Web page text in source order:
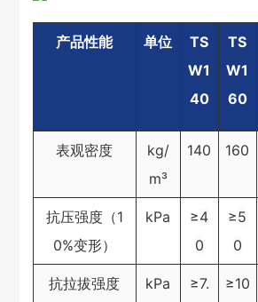
产品性能 单位
TS
W1
40
TS
W1
60
表观密度
kg/
m³
140 160
抗压强度（1
0%变形）
kPa ≥4
0
≥5
0
抗拉拔强度
kPa
≥7.
≥10